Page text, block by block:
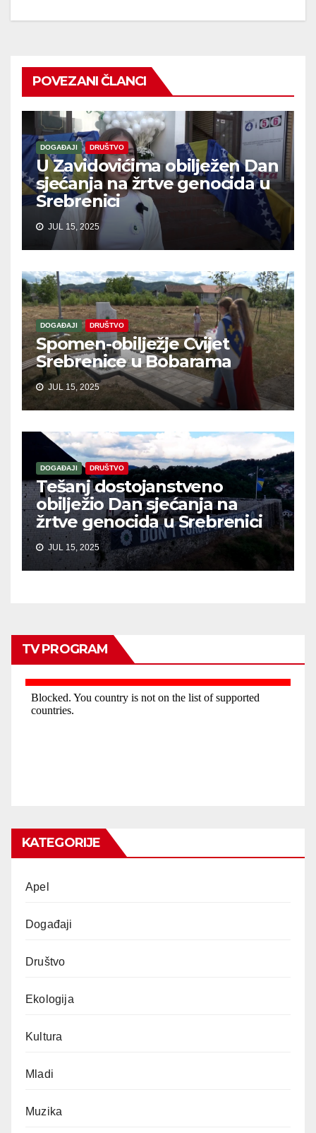
POVEZANI ČLANCI
DOGAĐAJI DRUŠTVO
U Zavidovićima obilježen Dan
sjećanja na žrtve genocida u
Srebrenici
JUL 15, 2025
DOGAĐAJI DRUŠTVO
Spomen-obilježje Cvijet
Srebrenice u Bobarama
JUL 15, 2025
DOGAĐAJI DRUŠTVO
Tešanj dostojanstveno
obilježio Dan sjećanja na
žrtve genocida u Srebrenici
JUL 15, 2025
TV PROGRAM
KATEGORIJE
Apel
Događaji
Društvo
Ekologija
Kultura
Mladi
Muzika